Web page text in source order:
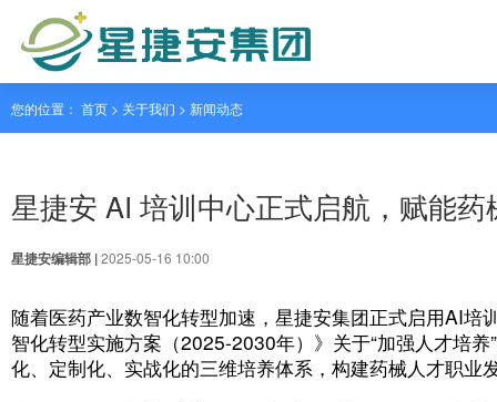
星捷安 AI 培训中心正式启
星捷安编辑部 |2025-05-16 10:00